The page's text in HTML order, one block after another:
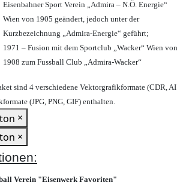
Eisenbahner Sport Verein „Admira – N.Ö. Energie“
Wien von 1905 geändert, jedoch unter der
Kurzbezeichnung „Admira-Energie“ geführt;
1971 – Fusion mit dem Sportclub „Wacker“ Wien von
1908 zum Fussball Club „Admira-Wacker“
sind 4 verschiedene Vektorgrafikformate (CDR, AI
(JPG, PNG, GIF) enthalten.
×
×
Verein "Eisenwerk Favoriten"